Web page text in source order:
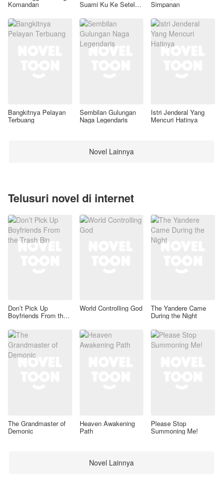
Komandan Suami Ku Ke Setelan Simpanan
Bangkitnya Pelayan
Terbuang
Sembilan Gulungan
Naga Legendaris
Istri Jenderal Yang
Mencuri Hatinya
Novel Lainnya
Telusuri novel di internet
Don’t Pick Up
Boyfriends From the
World Controlling God The Yandere Came
During the Night
The Grandmaster of
Demonic
Heaven Awakening
Path
Please Stop
Summoning Me!
Novel Lainnya